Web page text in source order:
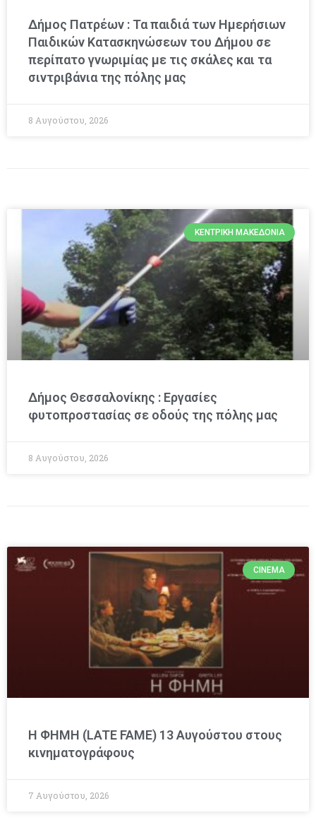
Δήμος Πατρέων : Τα παιδιά των Ημερήσιων
Παιδικών Κατασκηνώσεων του Δήμου σε
περίπατο γνωριμίας με τις σκάλες και τα
σιντριβάνια της πόλης μας
8 Αυγούστου, 2026
ΚΕΝΤΡΙΚΉ ΜΑΚΕΔΟΝΊΑ
Δήμος Θεσσαλονίκης : Εργασίες
φυτοπροστασίας σε οδούς της πόλης μας
8 Αυγούστου, 2026
CINEMA
Η ΦΗΜΗ (LATE FAME) 13 Αυγούστου στους
κινηματογράφους
7 Αυγούστου, 2026